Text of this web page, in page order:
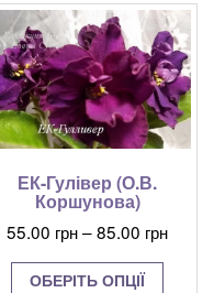
ЕК-Гулівер (О.В.
Коршунова)
55.00 грн–85.00 грн
ОБЕРІТЬ ОПЦІЇ
Цей